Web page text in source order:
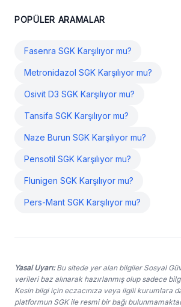
POPÜLER ARAMALAR
Fasenra SGK Karşılıyor mu?
Metronidazol SGK Karşılıyor mu?
Osivit D3 SGK Karşılıyor mu?
Tansifa SGK Karşılıyor mu?
Naze Burun SGK Karşılıyor mu?
Pensotil SGK Karşılıyor mu?
Flunigen SGK Karşılıyor mu?
Pers-Mant SGK Karşılıyor mu?
Yasal Uyarı:Bu sitede yer alan bilgiler Sosyal
verileri baz alınarak hazırlanmış olup sadece
Kesin bilgi için eczacınıza veya ilgili kurumlara
platformun SGK ile resmi bir bağı